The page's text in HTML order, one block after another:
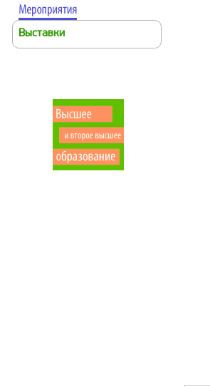
Выставки